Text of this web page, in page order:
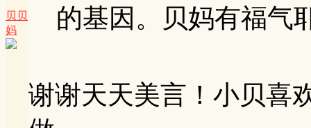
贝贝
妈
的基因。贝妈有福气
谢谢天天美言！小贝喜